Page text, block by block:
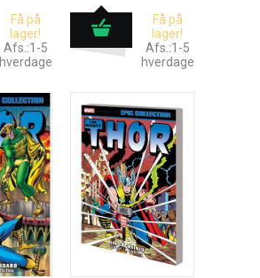
Få på
lager!
Afs.:1-5
hverdage
Få på
lager!
Afs.:1-5
hverdage